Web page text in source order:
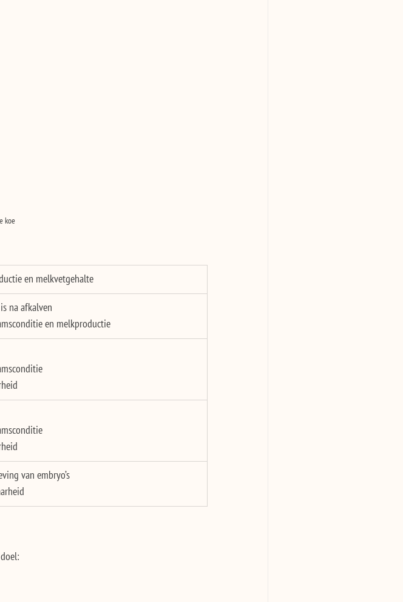
koe
en melkvetgehalte
is na afkalven
en melkproductie
van embryo’s